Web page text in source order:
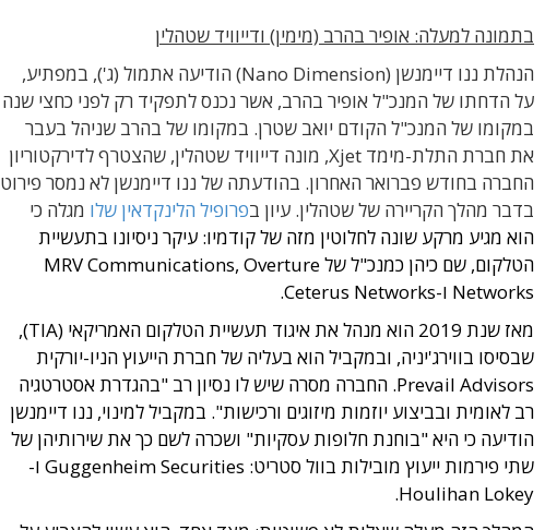
בתמונה למעלה: אופיר בהרב (מימין) ודייוויד שטהלין
הנהלת ננו דיימנשן (Nano Dimension) הודיעה אתמול (ג'), במפתיע,
על הדחתו של המנכ"ל אופיר בהרב, אשר נכנס לתפקיד רק לפני כחצי שנה
במקומו של המנכ"ל הקודם יואב שטרן. במקומו של בהרב שניהל בעבר
את חברת התלת-מימד Xjet, מונה דייוויד שטהלין, שהצטרף לדירקטוריון
החברה בחודש פברואר האחרון. בהודעתה של ננו דיימנשן לא נמסר פירוט
בדבר מהלך הקריירה של שטהלין. עיון בפרופיל הלינקדאין שלו מגלה כי
הוא מגיע מרקע שונה לחלוטין מזה של קודמיו: עיקר ניסיונו בתעשיית
הטלקום, שם כיהן כמנכ"ל של MRV Communications, Overture
Networks ו-Ceterus Networks.
מאז שנת 2019 הוא מנהל את איגוד תעשיית הטלקום האמריקאי (TIA),
שבסיסו בווירג'יניה, ובמקביל הוא בעליה של חברת הייעוץ הניו-יורקית
Prevail Advisors. החברה מסרה שיש לו נסיון רב "בהגדרת אסטרטגיה
רב לאומית ובביצוע יוזמות מיזוגים ורכישות". במקביל למינוי, ננו דיימנשן
הודיעה כי היא "בוחנת חלופות עסקיות" ושכרה לשם כך את שירותיהן של
שתי פירמות ייעוץ מובילות בוול סטריט: Guggenheim Securities ו-
Houlihan Lokey.